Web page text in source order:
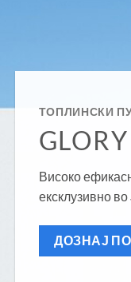
ТОПЛИНСКИ
GLORY
Високо
ексклузивно
ДОЗНАЈ